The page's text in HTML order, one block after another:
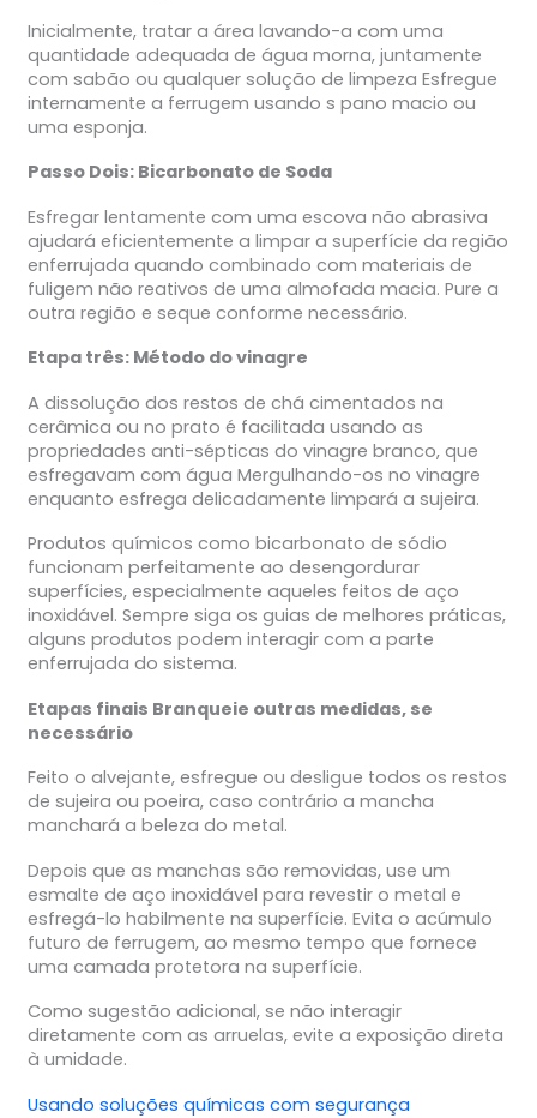
Inicialmente, tratar a área lavando-a com uma
quantidade adequada de água morna, juntamente
com sabão ou qualquer solução de limpeza Esfregue
internamente a ferrugem usando s pano macio ou
uma esponja.
Passo Dois: Bicarbonato de Soda
Esfregar lentamente com uma escova não abrasiva
ajudará eficientemente a limpar a superfície da região
enferrujada quando combinado com materiais de
fuligem não reativos de uma almofada macia. Pure a
outra região e seque conforme necessário.
Etapa três: Método do vinagre
A dissolução dos restos de chá cimentados na
cerâmica ou no prato é facilitada usando as
propriedades anti-sépticas do vinagre branco, que
esfregavam com água Mergulhando-os no vinagre
enquanto esfrega delicadamente limpará a sujeira.
Produtos químicos como bicarbonato de sódio
funcionam perfeitamente ao desengordurar
superfícies, especialmente aqueles feitos de aço
inoxidável. Sempre siga os guias de melhores práticas,
alguns produtos podem interagir com a parte
enferrujada do sistema.
Etapas finais Branqueie outras medidas, se
necessário
Feito o alvejante, esfregue ou desligue todos os restos
de sujeira ou poeira, caso contrário a mancha
manchará a beleza do metal.
Depois que as manchas são removidas, use um
esmalte de aço inoxidável para revestir o metal e
esfregá-lo habilmente na superfície. Evita o acúmulo
futuro de ferrugem, ao mesmo tempo que fornece
uma camada protetora na superfície.
Como sugestão adicional, se não interagir
diretamente com as arruelas, evite a exposição direta
à umidade.
Usando soluções químicas com segurança